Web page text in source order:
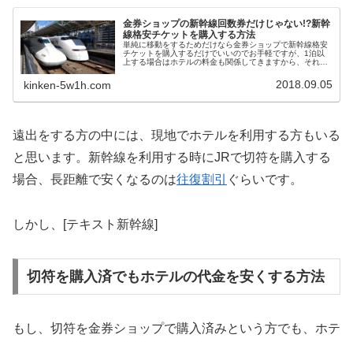
金券ショップの新幹線回数券だけじゃない!?新幹
線格安チケットを購入する方法
単純に移動をするためだけなら金券ショップで新幹線格安
チケットを購入するだけでいいのでお手軽ですが、1泊以
上する場合はホテルの料金も関係してきますから、それぞ
ますよね。そんな時はJR・新幹線+宿泊セットプランとい
kinken-5w1h.com 2018.09.05
遠出をする方の中には、現地でホテルを利用する方もいる
と思います。新幹線を利用する時にJRで切符を購入する
場合、長距離で安くなるのは往復割引 ぐらいです。
しかし、[テキスト新幹線]
切符を購入済でもホテルの代金を安くする方法
もし、切符を金券ショップで購入済みという方でも、ホテ